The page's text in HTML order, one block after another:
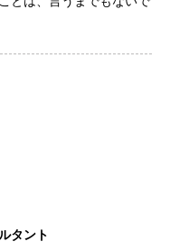
タント